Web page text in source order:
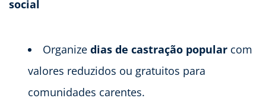
social
Organize dias de castração popular com
valores reduzidos ou gratuitos para
comunidades carentes.